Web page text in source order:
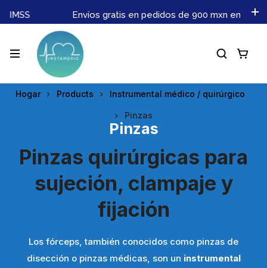
Envíos gratis en pedidos de 900 mxn en
Hogar Products Instrumental médico / quirúrgico
Pinzas
Pinzas
Pinzas quirúrgicas para
sujeción, clampaje y
fijación
Los fórceps, también conocidos como pinzas de
disección o pinzas médicas, son un instrumental